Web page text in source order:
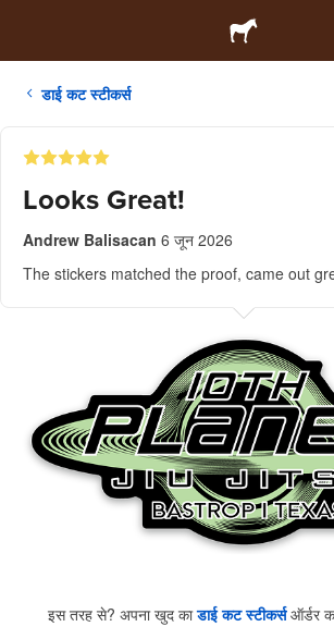
डाई कट स्टीकर्स
Looks Great!
Andrew Balisacan 6 जून 2026
The stickers matched the proof, came out
इस तरह से? अपना खुद काडाई कट स्टीकर्सऑर्डर